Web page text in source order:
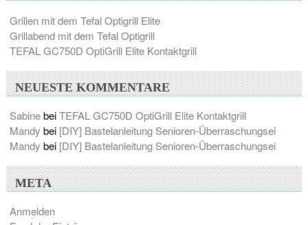
Grillen mit dem Tefal Optigrill Elite
Grillabend mit dem Tefal Optigrill
TEFAL GC750D OptiGrill Elite Kontaktgrill
NEUESTE KOMMENTARE
SabinebeiTEFAL GC750D OptiGrill Elite Kontaktgrill
Mandy bei [DIY] Bastelanleitung Senioren-Überraschungsei
Mandy bei [DIY] Bastelanleitung Senioren-Überraschungsei
META
Anmelden